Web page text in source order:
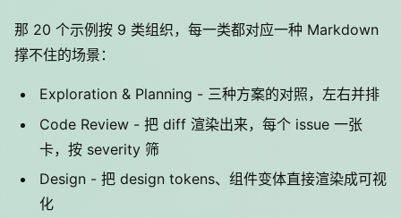
那 20 个示例按 9 类组织，每一类都对应一种 Markdown
撑不住的场景：
Exploration & Planning - 三种方案的对照，左右并排
Code Review - 把 diff 渲染出来，每个 issue 一张
卡，按 severity 筛
Design - 把 design tokens、组件变体直接渲染成可视
化